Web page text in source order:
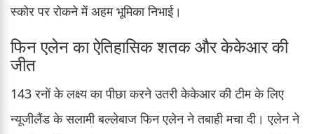
स्कोर पर रोकने में अहम भूमिका निभाई।
फिन एलेन का ऐतिहासिक शतक और केकेआर की
जीत
143 रनों के लक्ष्य का पीछा करने उतरी केकेआर की टीम के लिए
न्यूजीलैंड के सलामी बल्लेबाज फिन एलेन ने तबाही मचा दी। एलेन ने